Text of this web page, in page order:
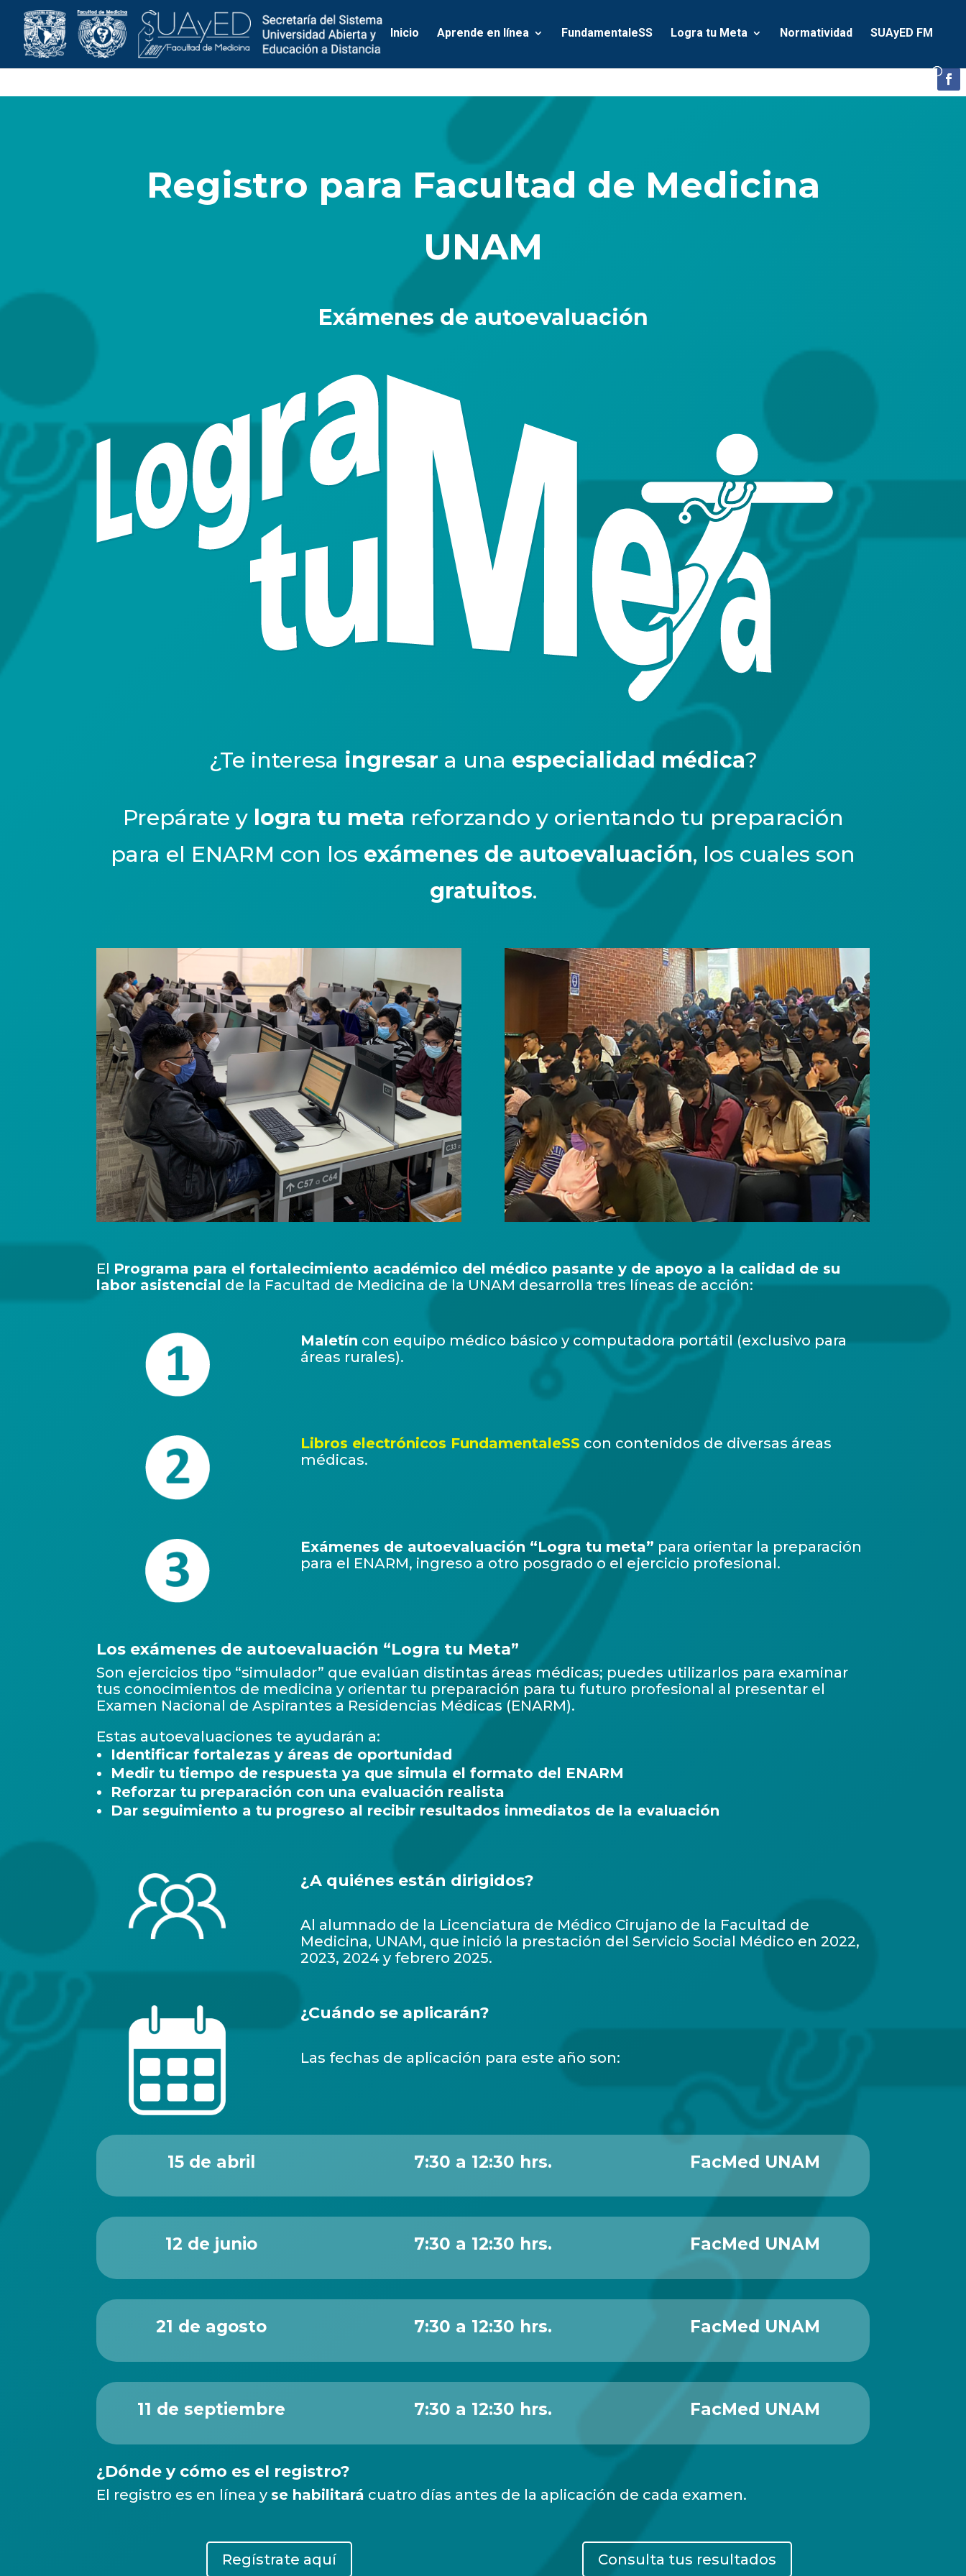
Inicio Aprende en línea FundamentaleSS Logra tu Meta Normatividad SUAyED FM
Registro para Facultad de Medicina
UNAM
Exámenes de autoevaluación
¿Te interesa ingresar a una especialidad médica?
Prepárate y logra tu meta reforzando y orientando tu preparación
para el ENARM con los exámenes de autoevaluación, los cuales son
gratuitos.
El Programa para el fortalecimiento académico del médico pasante y de apoyo a la calidad de su
labor asistencial de la Facultad de Medicina de la UNAM desarrolla tres líneas de acción:
Maletín con equipo médico básico y computadora portátil (exclusivo para
áreas rurales).
Libros electrónicos FundamentaleSScon contenidos de diversas áreas
médicas.
Exámenes de autoevaluación “Logra tu meta” para orientar la preparación
para el ENARM, ingreso a otro posgrado o el ejercicio profesional.
Los exámenes de autoevaluación “Logra tu Meta”
Son ejercicios tipo “simulador” que evalúan distintas áreas médicas; puedes utilizarlos para examinar
tus conocimientos de medicina y orientar tu preparación para tu futuro profesional al presentar el
Examen Nacional de Aspirantes a Residencias Médicas (ENARM).
Estas autoevaluaciones te ayudarán a:
Identificar fortalezas y áreas de oportunidad
Medir tu tiempo de respuesta ya que simula el formato del ENARM
Reforzar tu preparación con una evaluación realista
Dar seguimiento a tu progreso al recibir resultados inmediatos de la evaluación
¿A quiénes están dirigidos?
Al alumnado de la Licenciatura de Médico Cirujano de la Facultad de
Medicina, UNAM, que inició la prestación del Servicio Social Médico en 2022,
2023, 2024 y febrero 2025.
¿Cuándo se aplicarán?
Las fechas de aplicación para este año son:
15 de abril 7:30 a 12:30 hrs. FacMed UNAM
12 de junio 7:30 a 12:30 hrs. FacMed UNAM
21 de agosto 7:30 a 12:30 hrs. FacMed UNAM
11 de septiembre 7:30 a 12:30 hrs. FacMed UNAM
¿Dónde y cómo es el registro?
El registro es en línea y se habilitará cuatro días antes de la aplicación de cada examen.
Regístrate aquí Consulta tus resultados